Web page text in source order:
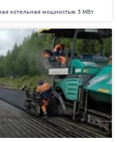
котельная мощностью 3 МВт